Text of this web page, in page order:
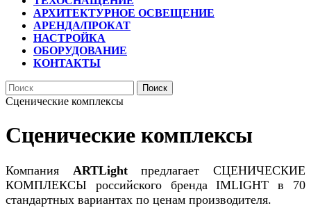
АРХИТЕКТУРНОЕ ОСВЕЩЕНИЕ
АРЕНДА/ПРОКАТ
НАСТРОЙКА
ОБОРУДОВАНИЕ
КОНТАКТЫ
КНОПКА
ЗАКРЫТЬ
Найти:
Сценические комплексы
Сценические комплексы
Компания ARTLightпредлагает СЦЕНИЧЕСКИЕ
КОМПЛЕКСЫ российского бренда IMLIGHT в 70
стандартных вариантах по ценам производителя.